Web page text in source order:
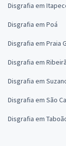
Disgrafia em
Disgrafia em Poá
Disgrafia em Praia
Disgrafia em
Disgrafia em
Disgrafia em São
Disgrafia em